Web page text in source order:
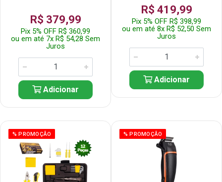
R$ 379,99
Pix 5% OFF R$ 360,99
ou em até 7x R$ 54,28 Sem
Juros
Adicionar
R$ 419,99
Pix 5% OFF R$ 398,99
ou em até 8x R$ 52,50 Sem
Juros
Adicionar
% PROMOÇÃO % PROMOÇÃO